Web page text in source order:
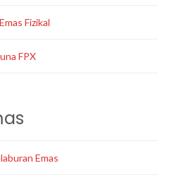
Fizikal
FPX
Emas